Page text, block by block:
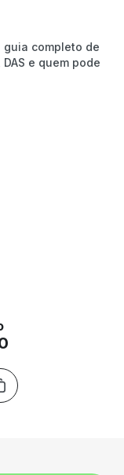
guia completo de
e quem pode